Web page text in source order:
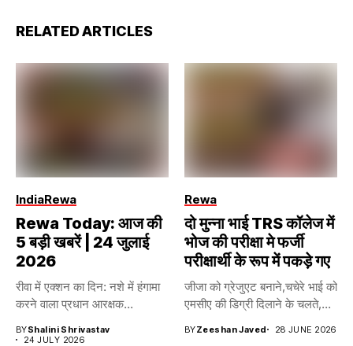
RELATED ARTICLES
IndiaRewa
Rewa Today: आज की
5 बड़ी खबरें | 24 जुलाई
2026
रीवा में एक्शन का दिन: नशे में हंगामा
करने वाला प्रधान आरक्षक...
BYShalini Shrivastav
24 JULY 2026
Rewa
दो मुन्ना भाई TRS कॉलेज में
भोज की परीक्षा मे फर्जी
परीक्षार्थी के रूप में पकड़े गए
जीजा को ग्रेजुएट बनाने,चचेरे भाई को
एमसीए की डिग्री दिलाने के चलते,...
BYZeeshan Javed 28 JUNE 2026